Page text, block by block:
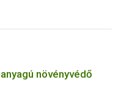
növényvédő